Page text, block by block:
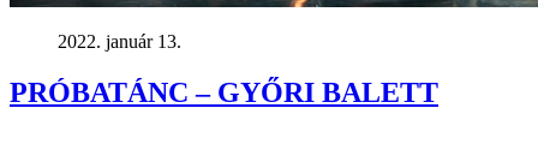
2022. január 13.
PRÓBATÁNC – GYŐRI BALETT